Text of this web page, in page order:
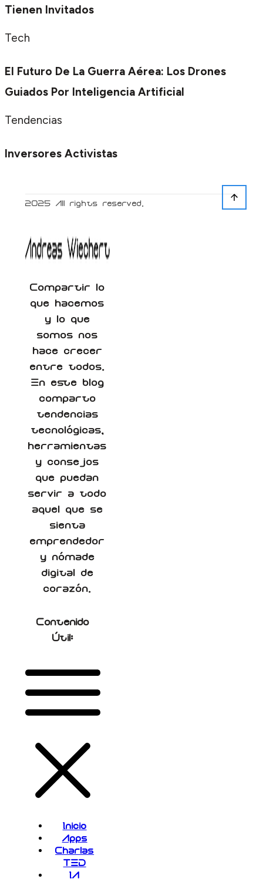
Tienen Invitados
Tech
El Futuro De La Guerra Aérea: Los Drones
Guiados Por Inteligencia Artificial
Tendencias
Inversores Activistas
Compartir lo
que hacemos
y lo que
somos nos
hace crecer
entre todos.
En este blog
comparto
tendencias
tecnológicas,
herramientas
y consejos
que puedan
servir a todo
aquel que se
sienta
emprendedor
y nómade
digital de
corazón.
Contenido
Útil:
Inicio
Apps
Charlas
TED
IA
2025 All rights reserved.